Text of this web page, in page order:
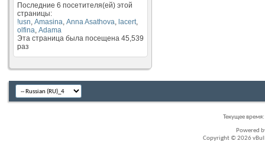
Последние 6 посетителя(ей) этой
страницы:
!usn Amasina Anna Asathova lacert
olfina Аdama
Эта страница была посещена 45,539
раз
Текущее время:
Powered
Copyright © 2026